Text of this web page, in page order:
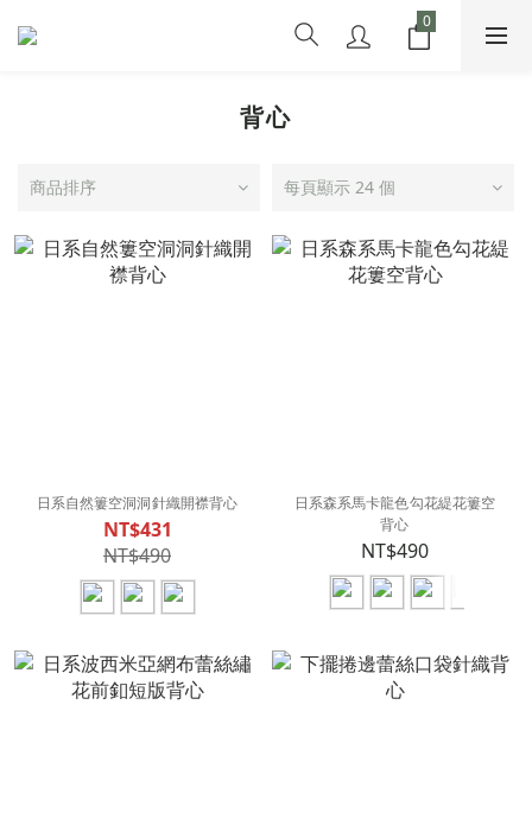
背心
商品排序 每頁顯示 24 個
日系自然簍空洞洞針織開襟背心
NT$431
NT$490
日系森系馬卡龍色勾花緹花簍空
背心
NT$490